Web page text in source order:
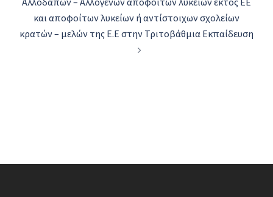
και αποφοίτων λυκείων ή αντίστοιχων σχολείων
κρατών – μελών της Ε.Ε στην Τριτοβάθμια Εκπαίδευση